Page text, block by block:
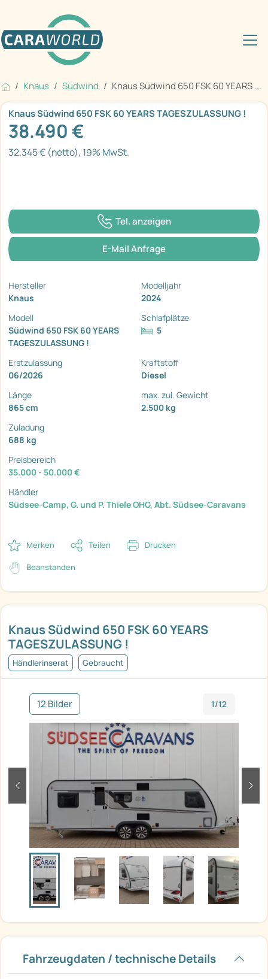
Knaus Südwind Knaus Südwind 650 FSK 60 YEARS ...
Knaus Südwind 650 FSK 60 YEARS
TAGESZULASSUNG !
Händlerinserat Gebraucht
12 Bilder 1/12
zurück
Fahrzeugdaten / technische Details
Knaus Südwind 650 FSK 60 YEARS TAGESZULASSUNG !
38.490 €
32.345 € (netto), 19% MwSt.
Tel. anzeigen
E-Mail Anfrage
Hersteller
Knaus
Modelljahr
2024
Modell
Südwind 650 FSK 60 YEARS
TAGESZULASSUNG !
Schlafplätze
5
Erstzulassung
06/2026
Kraftstoff
Diesel
Länge
865 cm
max. zul. Gewicht
2.500 kg
Zuladung
688 kg
Preisbereich
35.000 - 50.000 €
Händler
Südsee-Camp, G. und P. Thiele OHG, Abt. Südsee-Caravans
Merken Teilen Drucken
Beanstanden